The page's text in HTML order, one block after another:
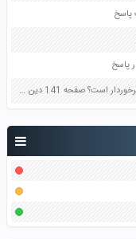
چرا خصلت ارزشمند عفاف در وجود زنان از ارزش بیشتری برخوردار است؟ صفحه 141 دین و زندگی دهم